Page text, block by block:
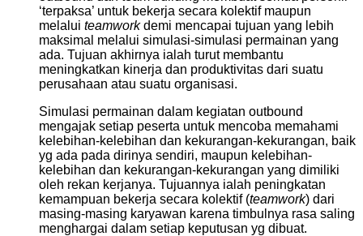
‘terpaksa’ untuk bekerja secara kolektif maupun
melalui teamworkdemi mencapai tujuan yang lebih
maksimal melalui simulasi-simulasi permainan yang
ada. Tujuan akhirnya ialah turut membantu
meningkatkan kinerja dan produktivitas dari suatu
perusahaan atau suatu organisasi.
Simulasi permainan dalam kegiatan outbound
mengajak setiap peserta untuk mencoba memahami
kelebihan-kelebihan dan kekurangan-kekurangan, baik
yg ada pada dirinya sendiri, maupun kelebihan-
kelebihan dan kekurangan-kekurangan yang dimiliki
oleh rekan kerjanya. Tujuannya ialah peningkatan
kemampuan bekerja secara kolektif (teamwork) dari
masing-masing karyawan karena timbulnya rasa saling
menghargai dalam setiap keputusan yg dibuat.